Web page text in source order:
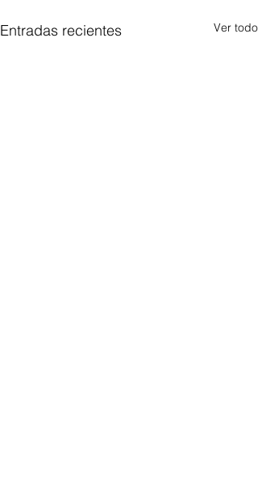
Entradas recientes Ver todo